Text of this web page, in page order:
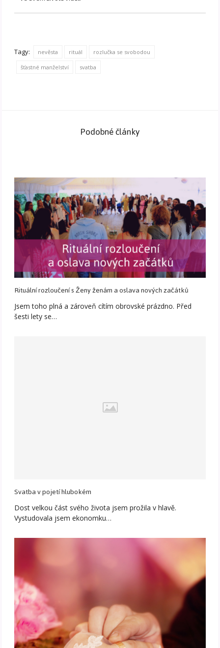
Tagy: nevěsta rituál rozlučka se svobodou
šťastné manželství svatba
Podobné články
Rituální rozloučení s Ženy ženám a oslava nových začátků
Jsem toho plná a zároveň cítím obrovské prázdno. Před
šesti lety se…
Svatba v pojetí hlubokém
Dost velkou část svého života jsem prožila v hlavě.
Vystudovala jsem ekonomku…